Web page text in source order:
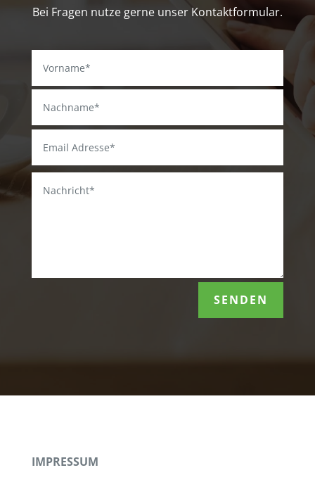
Bei Fragen nutze gerne unser Kontaktformular.
SENDEN
IMPRESSUM